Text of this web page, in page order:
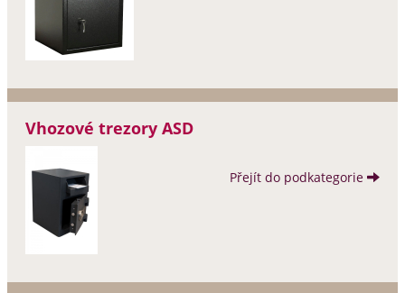
Vhozové trezory ASD
Přejít do podkategorie